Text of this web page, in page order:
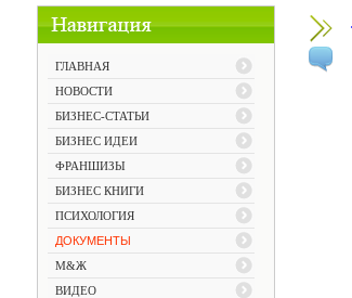
ГЛАВНАЯ
НОВОСТИ
БИЗНЕС-СТАТЬИ
БИЗНЕС ИДЕИ
ФРАНШИЗЫ
БИЗНЕС КНИГИ
ПСИХОЛОГИЯ
ДОКУМЕНТЫ
М&Ж
ВИДЕО